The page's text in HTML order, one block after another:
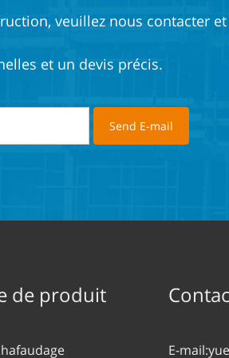
veuillez nous contacter
et un devis précis.
de produit
E-mail: